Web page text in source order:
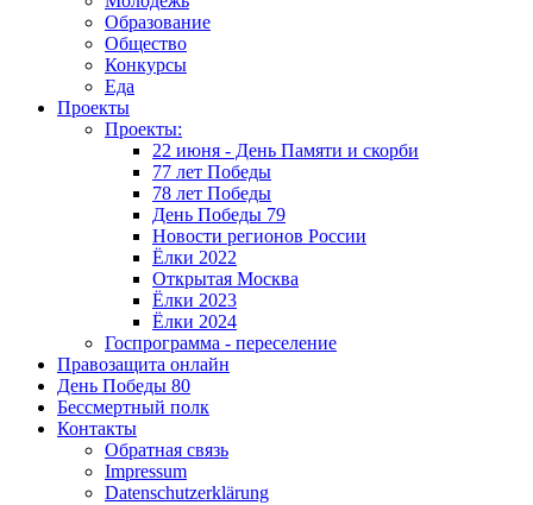
Образование
Общество
Конкурсы
Еда
Проекты
Проекты:
22 июня - День Памяти и скорби
77 лет Победы
78 лет Победы
День Победы 79
Новости регионов России
Ёлки 2022
Открытая Москва
Ёлки 2023
Ёлки 2024
Госпрограмма - переселение
Правозащита онлайн
День Победы 80
Бессмертный полк
Контакты
Обратная связь
Impressum
Datenschutzerklärung